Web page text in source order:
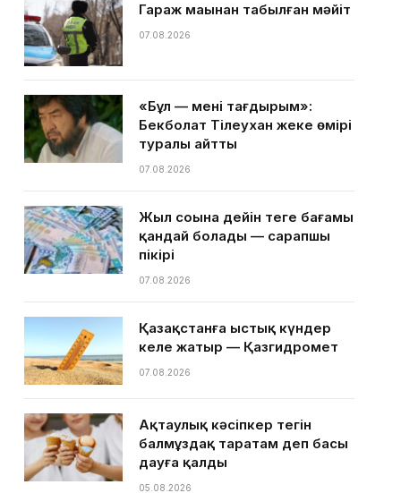
Гараж маңынан табылған мәйіт
07.08.2026
«Бұл — менің тағдырым»:
Бекболат Тілеухан жеке өмірі
туралы айтты
07.08.2026
Жыл соңына дейін теңге бағамы
қандай болады — сарапшы
пікірі
07.08.2026
Қазақстанға ыстық күндер
келе жатыр — Қазгидромет
07.08.2026
Ақтаулық кәсіпкер тегін
балмұздақ таратам деп басы
дауға қалды
05.08.2026